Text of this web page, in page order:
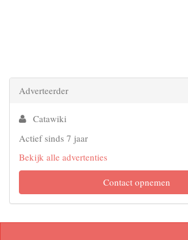
Adverteerder
Catawiki
Actief sinds 7 jaar
Bekijk alle advertenties
Contact opnemen